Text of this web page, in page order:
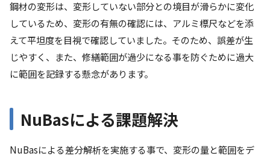
鋼材の変形は、変形していない部分との境目が滑らかに変化
しているため、変形の有無の確認には、アルミ標尺などを添
えて平坦度を目視で確認していました。そのため、誤差が生
じやすく、また、修繕範囲が過少になる事を防ぐために過大
に範囲を記録する懸念があります。
NuBasによる課題解決
NuBasによる差分解析を実施する事で、変形の量と範囲をデ